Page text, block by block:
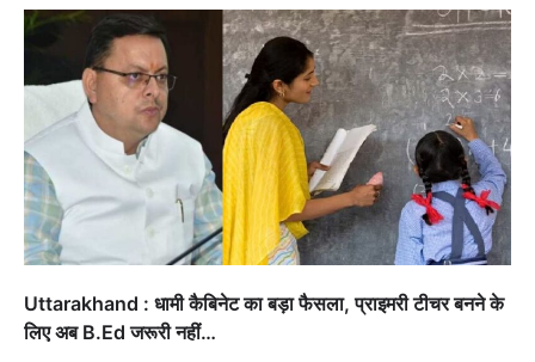
Uttarakhand : धामी कैबिनेट का बड़ा फैसला, प्राइमरी टीचर बनने के
लिए अब B.Ed जरूरी नहीं…